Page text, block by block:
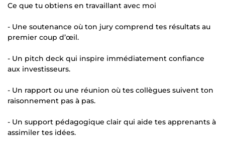
Ce que tu obtiens en travaillant avec moi
- Une soutenance où ton jury comprend tes résultats au
premier coup d’œil.
- Un pitch deck qui inspire immédiatement confiance
aux investisseurs.
- Un rapport ou une réunion où tes collègues suivent ton
raisonnement pas à pas.
- Un support pédagogique clair qui aide tes apprenants à
assimiler tes idées.